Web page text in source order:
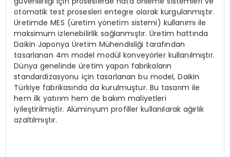
otomatik test prosesleri entegre olarak kurgulanmıştır.
Üretimde MES (üretim yönetim sistemi) kullanımı ile
maksimum izlenebilirlik sağlanmıştır. Üretim hattında
Daikin Japonya Üretim Mühendisliği tarafından
tasarlanan 4m model modül konveyörler kullanılmıştır.
Dünya genelinde üretim yapan fabrikaların
standardizasyonu için tasarlanan bu model, Daikin
Türkiye fabrikasında da kurulmuştur. Bu tasarım ile
hem ilk yatırım hem de bakım maliyetleri
iyileştirilmiştir. Alüminyum profiller kullanılarak ağırlık
azaltılmıştır.